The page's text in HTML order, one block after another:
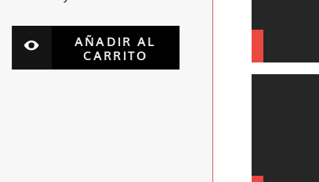
AÑADIR AL
CARRITO